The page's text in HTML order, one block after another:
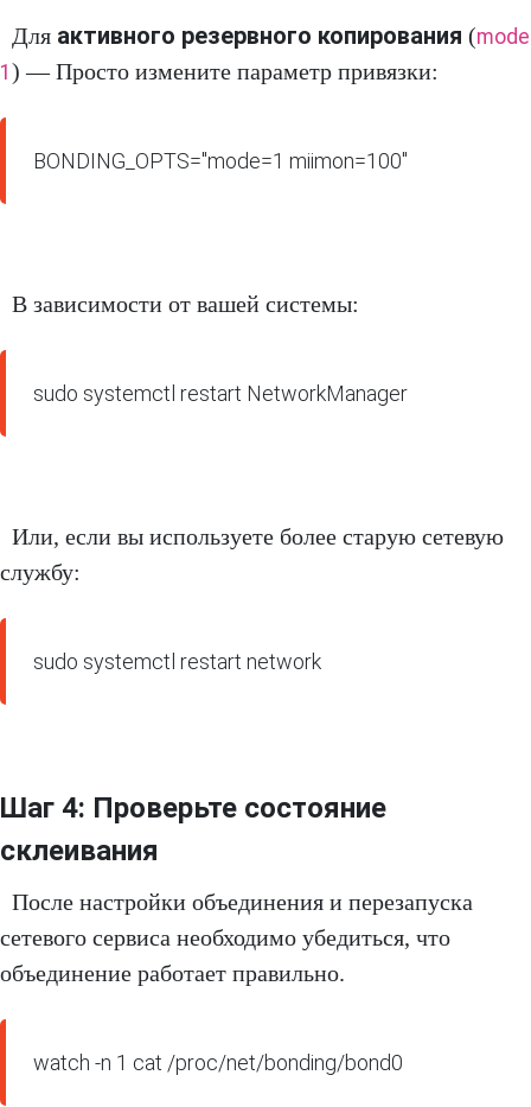
Для активного резервного копирования (mode
1 ) — Просто измените параметр привязки:
BONDING_OPTS="mode=1 miimon=100"
В зависимости от вашей системы:
sudo systemctl restart NetworkManager
Или, если вы используете более старую сетевую
службу:
sudo systemctl restart network
Шаг 4: Проверьте состояние
склеивания
После настройки объединения и перезапуска
сетевого сервиса необходимо убедиться, что
объединение работает правильно.